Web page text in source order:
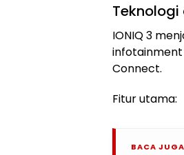
IONIQ 3
infotainment
Connect.
Fitur utama:
BACA